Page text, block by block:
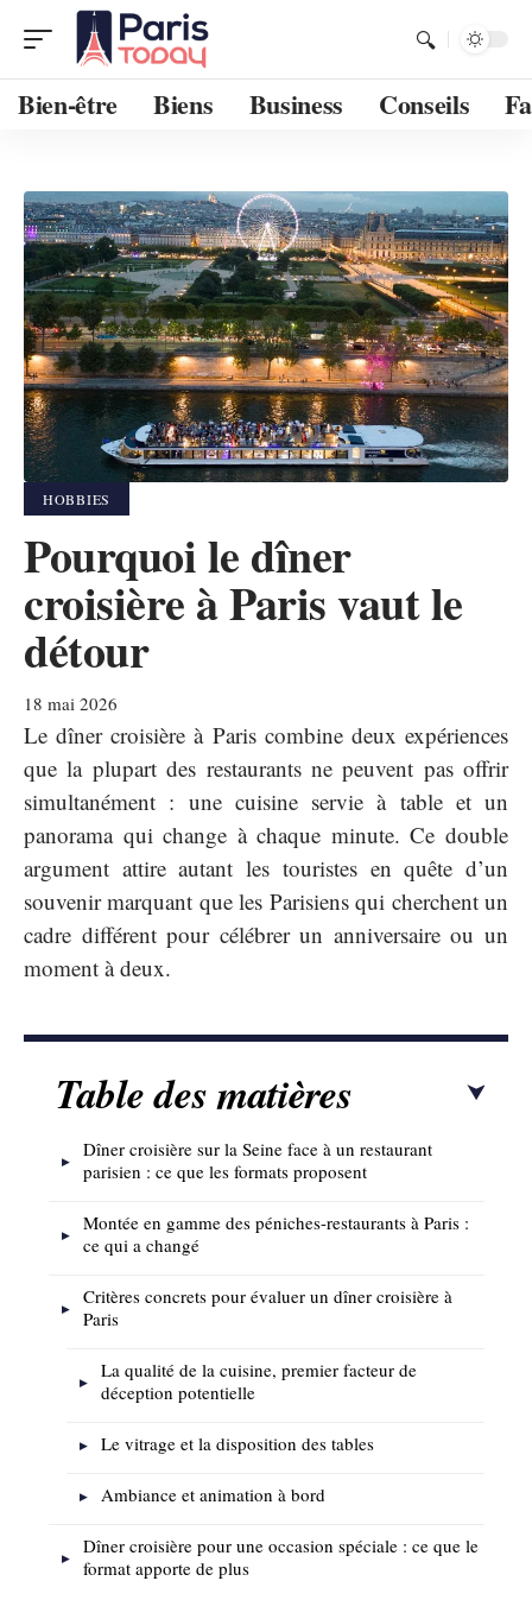
Bien-être Biens Business Conseils
HOBBIES
Pourquoi le dîner
croisière à Paris vaut le
détour
18 mai 2026
Le dîner croisière à Paris combine deux expériences
que la plupart des restaurants ne peuvent pas offrir
simultanément : une cuisine servie à table et un
panorama qui change à chaque minute. Ce double
argument attire autant les touristes en quête d’un
souvenir marquant que les Parisiens qui cherchent un
cadre différent pour célébrer un anniversaire ou un
moment à deux.
Table des matières
Dîner croisière sur la Seine face à un restaurant
parisien : ce que les formats proposent
Montée en gamme des péniches-restaurants à Paris :
ce qui a changé
Critères concrets pour évaluer un dîner croisière à
Paris
La qualité de la cuisine, premier facteur de
déception potentielle
Le vitrage et la disposition des tables
Ambiance et animation à bord
Dîner croisière pour une occasion spéciale : ce que le
format apporte de plus